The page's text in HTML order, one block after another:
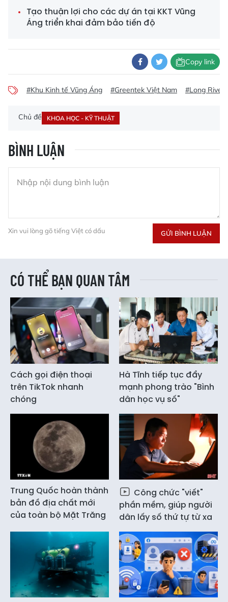
Tạo thuận lợi cho các dự án tại KKT Vũng
Áng triển khai đảm bảo tiến độ
Copy link
#Khu Kinh tế Vũng Áng #Greentek Việt Nam #Long River
Chủ đề KHOA HỌC - KỸ THUẬT
BÌNH LUẬN
Xin vui lòng gõ tiếng Việt có dấu GỬI BÌNH LUẬN
CÓ THỂ BẠN QUAN TÂM
Cách gọi điện thoại
trên TikTok nhanh
chóng
Hà Tĩnh tiếp tục đẩy
mạnh phong trào "Bình
dân học vụ số"
Trung Quốc hoàn thành
bản đồ địa chất mới
của toàn bộ Mặt Trăng
Công chức "viết"
phần mềm, giúp người
dân lấy số thứ tự từ xa